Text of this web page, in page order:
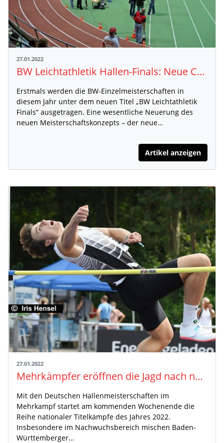
27.01.2022
BW Leichtathletik Hallen-Finals: Neue Corona-VO ermöglicht mehr Teilnehmende
Erstmals werden die BW-Einzelmeisterschaften in
diesem Jahr unter dem neuen Titel „BW Leichtathletik
Finals“ ausgetragen. Eine wesentliche Neuerung des
neuen Meisterschaftskonzepts – der neue…
Artikel anzeigen
27.01.2022
Mehrkämpfer eröffnen die Jagd nach nationalen Titeln
Mit den Deutschen Hallenmeisterschaften im
Mehrkampf startet am kommenden Wochenende die
Reihe nationaler Titelkämpfe des Jahres 2022.
Insbesondere im Nachwuchsbereich mischen Baden-
Württemberger…